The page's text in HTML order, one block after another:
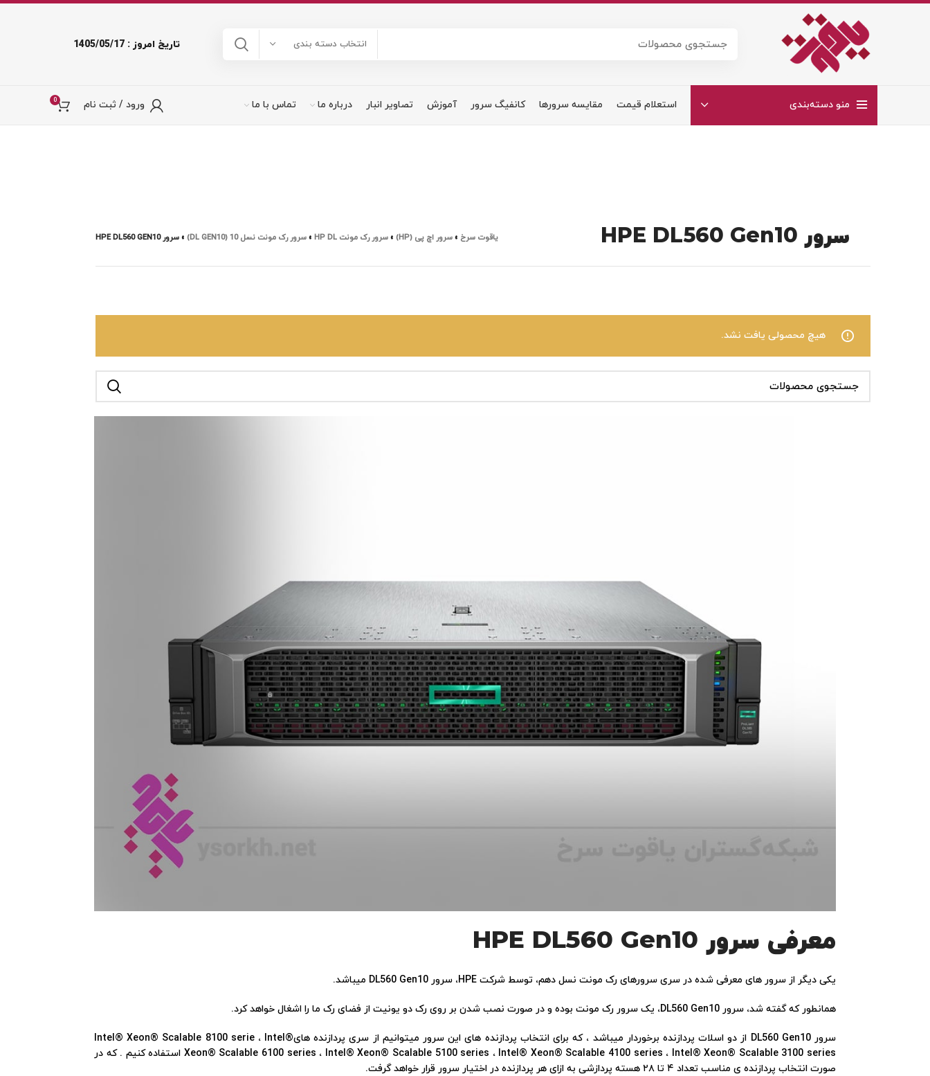
انتخاب دسته بندی تاریخ امروز : 1405/05/17
منو دسته‌بندی استعلام قیمت مقایسه سرورها کانفیگ سرور آموزش تصاویر انبار درباره ما تماس با ما ورود / ثبت نام 0
سرور HPE DL560 Gen10 یاقوت سرخ »سرور اچ پی (HP) »سرور رک مونت HP DL »سرور رک مونت نسل 10 (DL GEN10) »سرور HPE DL560 GEN10
هیچ محصولی یافت نشد.
معرفی سرور
یکی دیگر از سرور های معرفی شده در سری سرورهای رک مونت نسل دهم، توسط شرکت HPE، سرور DL560 Gen10 میباشد.
همانطور که گفته شد، سرور DL560 Gen10، یک سرور رک مونت بوده و در صورت نصب شدن بر روی رک دو یونیت از فضای رک ما را اشغال خواهد کرد.
سرور DL560 Gen10 از دو اسلات پردازنده برخوردار میباشد ، که برای انتخاب پردازنده های این سرور میتوانیم از سری پردازنده هایIntel® Xeon® Scalable 8100 serie ، Intel®
Xeon® Scalable 6100 series ، Intel® Xeon® Scalable 5100 series ، Intel® Xeon® Scalable 4100 series ، Intel® Xeon® Scalable 3100 series استفاده کنیم . که در
صورت انتخاب پردازنده ی مناسب تعداد ۴ تا ۲۸ هسته پردازشی به ازای هر پردازنده در اختیار سرور قرار خواهد گرفت.